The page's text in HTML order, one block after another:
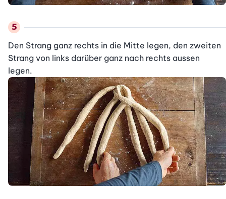
Den Strang ganz rechts in die Mitte legen, den zweiten
Strang von links darüber ganz nach rechts aussen
legen.